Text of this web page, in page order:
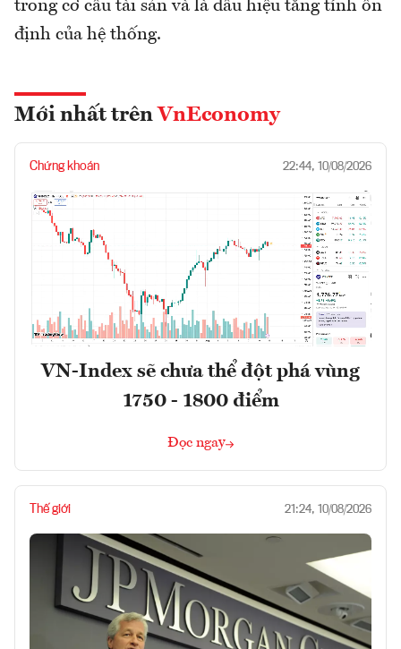
trong cơ cấu tài sản và là dấu hiệu tăng tính ổn
định của hệ thống.
Mới nhất trên VnEconomy
Chứng khoán 22:44, 10/08/2026
VN-Index sẽ chưa thể đột phá vùng
1750 - 1800 điểm
Đọc ngay
Thế giới 21:24, 10/08/2026